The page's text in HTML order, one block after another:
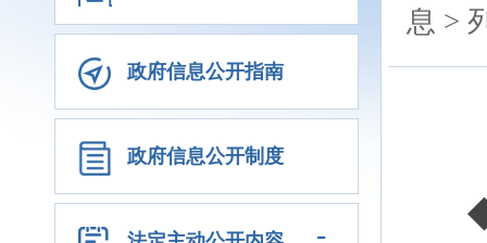
政府信息公开指南
政府信息公开制度
-
息 >